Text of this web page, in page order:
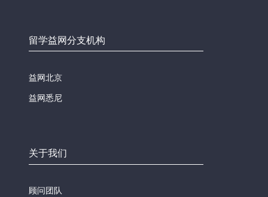
留学益网分支机构
益网北京
益网悉尼
关于我们
顾问团队